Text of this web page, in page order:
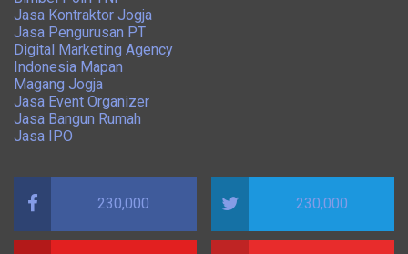
Jasa Kontraktor Jogja
Jasa Pengurusan PT
Digital Marketing Agency
Indonesia Mapan
Magang Jogja
Jasa Event Organizer
Jasa Bangun Rumah
Jasa IPO
230,000 230,000